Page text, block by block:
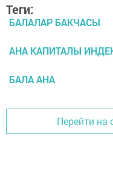
Теги:
БАЛАЛАР БАКЧАСЫ
АНА КАПИТАЛЫ
БАЛА АНА
Перейти на